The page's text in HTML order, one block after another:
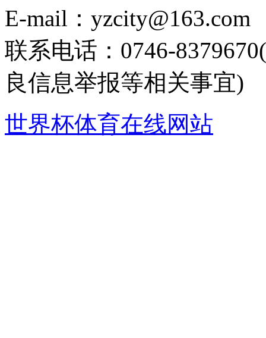
E-mail：yzcity@163.com
联系电话：0746-
良信息举报等相关事宜)
世界杯体育在线网站